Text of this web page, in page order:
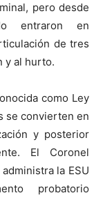
pero desde
entraron en
de tres
y al hurto.
como Ley
se convierten en
y posterior
El Coronel
la ESU
probatorio